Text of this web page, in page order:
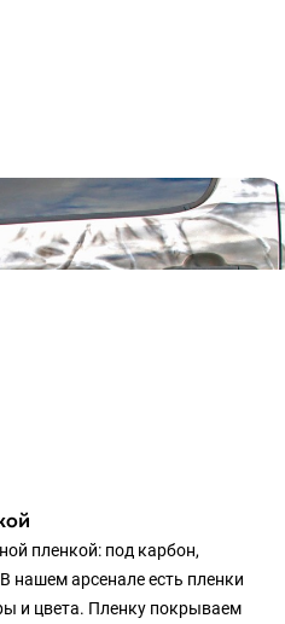
пленкой: под карбон,
нашем арсенале есть пленки
и цвета. Пленку покрываем